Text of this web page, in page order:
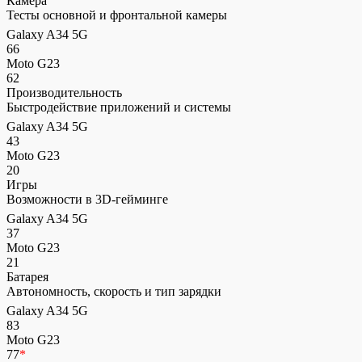
Тесты основной и фронтальной камеры
Galaxy A34 5G
66
Moto G23
62
Производительность
Быстродействие приложений и системы
Galaxy A34 5G
43
Moto G23
20
Игры
Возможности в 3D-гейминге
Galaxy A34 5G
37
Moto G23
21
Батарея
Автономность, скорость и тип зарядки
Galaxy A34 5G
83
Moto G23
77*